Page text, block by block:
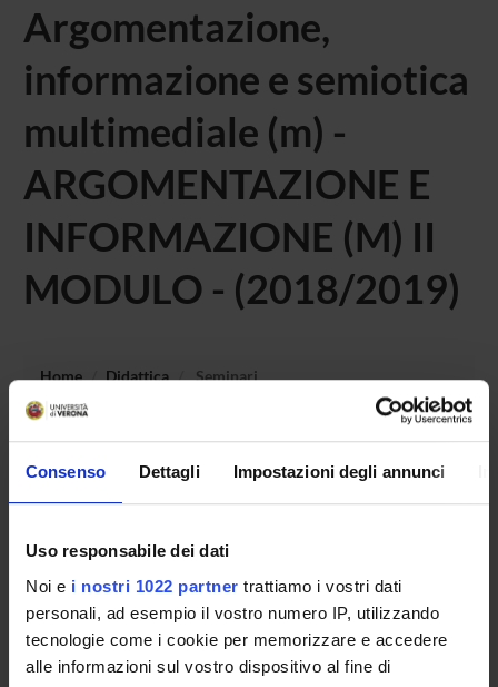
Consenso Dettagli Impostazioni degli annunci
Uso responsabile dei dati
Noi e i nostri 1022 partner trattiamo i vostri dati
personali, ad esempio il vostro numero IP, utilizzando
tecnologie come i cookie per memorizzare e accedere
alle informazioni sul vostro dispositivo al fine di
Argomentazione,
informazione e semiotica
multimediale (m) -
ARGOMENTAZIONE E
INFORMAZIONE (M) II
MODULO - (2018/2019)
Home Didattica Seminari
Non è stato trovato alcun seminario relativo
all'insegnamento Argomentazione, informazione e
OFFERTA FORMATIVA
CORSI DI STUDIO